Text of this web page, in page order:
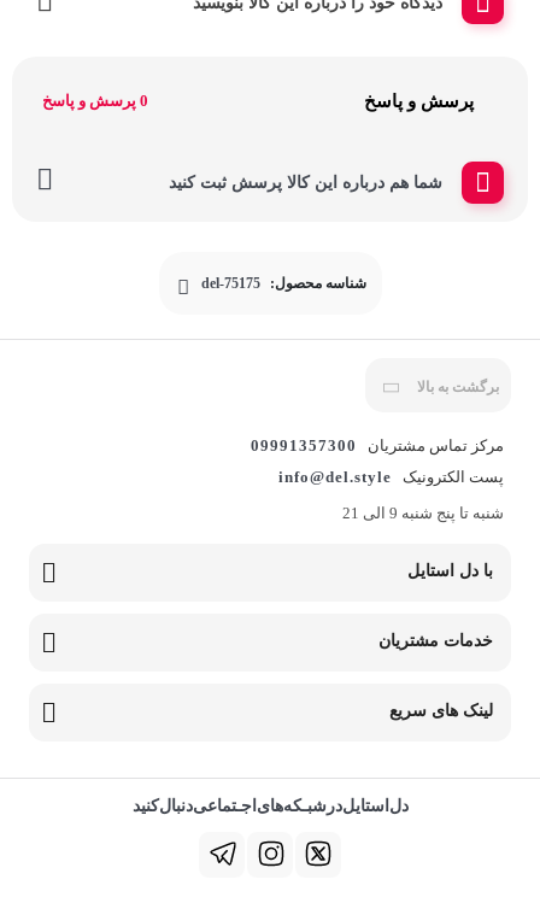
پرسش و پاسخ 0 پرسش و پاسخ
شما هم درباره این کالا پرسش ثبت کنید
شناسه محصول: del-75175
برگشت به بالا
مرکز تماس مشتریان
09991357300
پست الکترونیک
info@del.style
شنبه تا پنج شنبه 9 الی 21
با دل استایل
خدمات مشتریان
لینک های سریع
دل‌استایل‌در‌‌شبـکه‌های‌اجـتماعی‌دنبال‌کنید